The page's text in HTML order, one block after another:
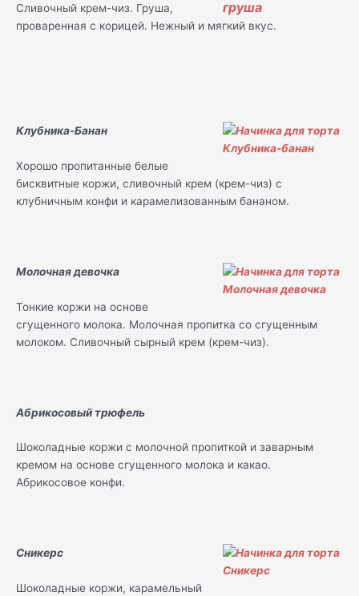
Сливочный крем-чиз. Груша,
проваренная с корицей. Нежный и мягкий вкус.
Клубника-Банан
Хорошо пропитанные белые
бисквитные коржи, сливочный крем (крем-чиз) с
клубничным конфи и карамелизованным бананом.
Молочная девочка
Тонкие коржи на основе
сгущенного молока. Молочная пропитка со сгущенным
молоком. Сливочный сырный крем (крем-чиз).
Абрикосовый трюфель
Шоколадные коржи с молочной пропиткой и заварным
кремом на основе сгущенного молока и какао.
Абрикосовое конфи.
Сникерс
Шоколадные коржи, карамельный